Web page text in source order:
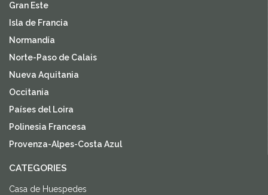
Gran Este
Isla de Francia
Normandía
Norte-Paso de Calais
Nueva Aquitania
Occitania
Países del Loira
Polinesia Francesa
Provenza-Alpes-Costa Azul
CATEGORIES
Casa de Huespedes